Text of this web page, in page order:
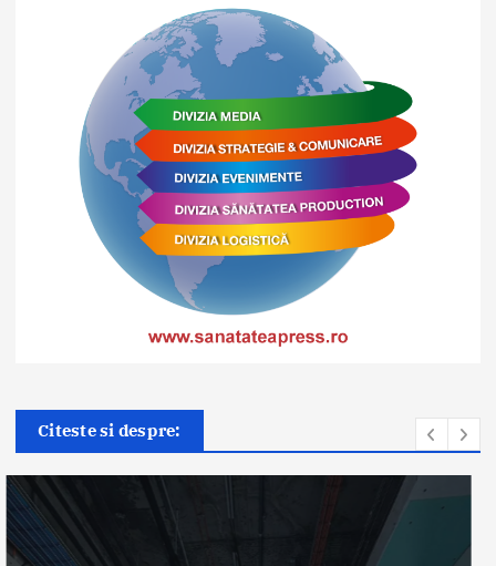
Citeste si despre: